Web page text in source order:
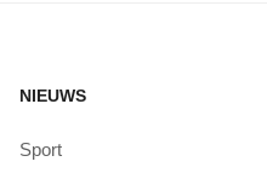
NIEUWS
Sport